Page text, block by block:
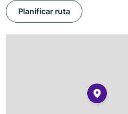
Planificar ruta